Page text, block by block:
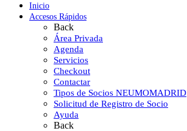
Inicio
Accesos Rápidos
Back
Área Privada
Agenda
Servicios
Checkout
Contactar
Tipos de Socios NEUMOMADRID
Solicitud de Registro de Socio
Ayuda
Back